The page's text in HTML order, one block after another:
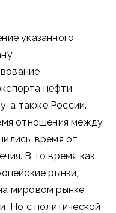
указанного
нефти
а также России.
отношения между
время от
В то время как
рынки,
мировом рынке
Но с политической